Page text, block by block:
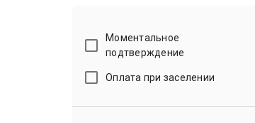
Моментальное
подтверждение
Оплата при заселении